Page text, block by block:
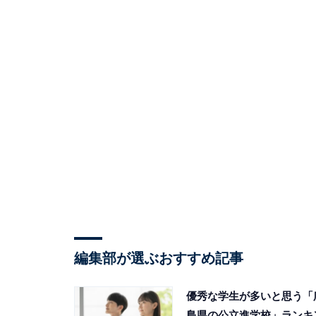
編集部が選ぶおすすめ記事
優秀な学生が多いと思う「